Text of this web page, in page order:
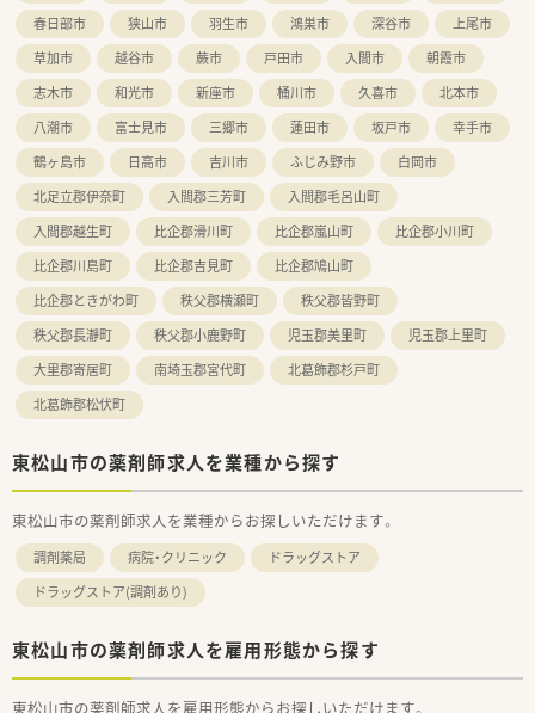
春日部市
狭山市 羽生市 鴻巣市 深谷市
上尾市
草加市
越谷市 蕨市 戸田市 入間市
朝霞市
志木市
和光市 新座市 桶川市 久喜市
北本市
八潮市
富士見市 三郷市 蓮田市 坂戸市
幸手市
鶴ヶ島市
日高市 吉川市 ふじみ野市
白岡市
北足立郡伊奈町
入間郡三芳町
入間郡毛呂山町
入間郡越生町
比企郡滑川町 比企郡嵐山町
比企郡小川町
比企郡川島町
比企郡吉見町
比企郡鳩山町
比企郡ときがわ町
秩父郡横瀬町
秩父郡皆野町
秩父郡長瀞町
秩父郡小鹿野町 児玉郡美里町
児玉郡上里町
大里郡寄居町
南埼玉郡宮代町
北葛飾郡杉戸町
北葛飾郡松伏町
東松山市の薬剤師求人を業種から探す
東松山市の薬剤師求人を業種からお探しいただけます。
調剤薬局 病院・クリニック
ドラッグストア
ドラッグストア(調剤あり)
東松山市の薬剤師求人を雇用形態から探す
東松山市の薬剤師求人を雇用形態からお探しいただけます。